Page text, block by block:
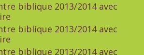
biblique 2013/2014 avec
biblique 2013/2014 avec
biblique 2013/2014 avec